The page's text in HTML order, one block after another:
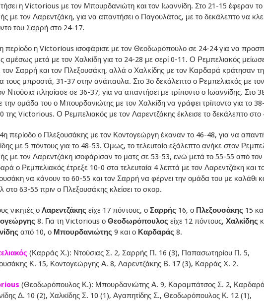
η Victorious με τον Μπουρδανιώτη και τον Ιωαννίδη. Στο 21-15 έφεραν το
με τον Λαρεντζάκη, για να απαντήσει ο Παγουλάτος, με το δεκάλεπτο να
του Σαρρή στο 24-17.
περίοδο η Victorious ισοφάρισε με τον Θεοδωρόπουλο σε 24-24 για να
αμέσως μετά με τον Χαλκίδη για το 24-28 με σερί 0-11. Ο Ρεμπελιακός
τον Σαρρή και τον Πλεξουσάκη, αλλά ο Χαλκίδης με τον Καρδαρά κράτησαν
τους μπροστά, 31-37 στην ανάπαυλα. Στο 3ο δεκάλεπτο ο Ρεμπελιακός με
Ντούσια πλησίασε σε 36-37, για να απαντήσει με τρίποντο ο Ιωαννίδης. Στο
την ομάδα του ο Μπουρδανιώτης με τον Χαλκίδη να γράφει τρίποντο για το
της Victorious. Ο Ρεμπελιακός με τον Λαρεντζάκης έκλεισε το δεκάλεπτο στο
περίοδο ο Πλεξουσάκης με τον Κοντογεώργη έκαναν το 46-48, για να
με 5 πόντους για το 48-53. Όμως, το τελευταίο εξάλεπτο ανήκε στον
με τον Λαρεντζάκη ισοφάρισαν το ματς σε 53-53, ενώ μετά το 55-55 από τον
ο Ρεμπελιακός έτρεξε 10-0 στα τελευταία 4 λεπτά με τον Λαρεντζάκη και
να κάνουν το 60-55 και τον Σαρρή να φέρνει την ομάδα του με καλάθι
στο 63-55 πριν ο Πλεξουσάκης κλείσει το σκορ.
νικητές ο Λαρεντζάκης είχε 17 πόντους, ο Σαρρής 16, ο Πλεξουσάκης 15
8. Για τη Victorious ο Θεοδωρόπουλος είχε 12 πόντους, Χαλκίδης
από 10, ο Μπουρδανιώτης 9 και ο Καρδαράς 8.
(Καρράς Χ.): Ντούσιας Σ. 2, Σαρρής Π. 16 (3), Παπασωτηρίου Π. 5,
Κ. 15, Κοντογεώργης Α. 8, Λαρεντζάκης Β. 17 (3), Καρράς Χ. 2.
(Θεοδωρόπουλος Κ.): Μπουρδανιώτης Α. 9, Καραμπάτσος Σ. 2,
Δ. 10 (2), Χαλκίδης Σ. 10 (1), Αγαπητίδης Σ., Θεοδωρόπουλος Κ. 12 (1),